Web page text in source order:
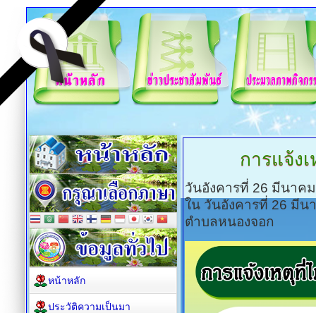
การแจ้ง
วันอังคารที่ 26 มีนาค
ใน วันอังคารที่ 26 มีน
ตำบลหนองจอก
หน้าหลัก
ประวัติความเป็นมา